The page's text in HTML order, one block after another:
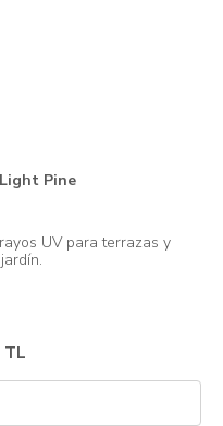
Pine
UV para terrazas y
TL